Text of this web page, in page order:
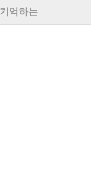
기억하는